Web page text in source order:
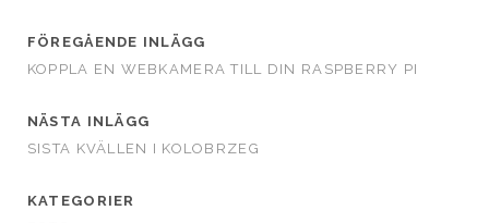
FÖREGÅENDE INLÄGG
KOPPLA EN WEBKAMERA TILL DIN RASPBERRY PI
NÄSTA INLÄGG
SISTA KVÄLLEN I KOLOBRZEG
KATEGORIER